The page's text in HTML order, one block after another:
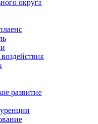
округа
развитие